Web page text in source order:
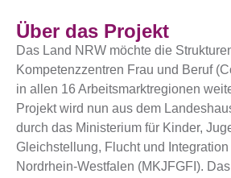
Über das Projekt
Das Land NRW möchte die
Kompetenzzentren Frau und Beruf
in allen 16 Arbeitsmarktregionen
Projekt wird nun aus dem
durch das Ministerium für Kinder,
Gleichstellung, Flucht und
Nordrhein-Westfalen (MKJFGFI).